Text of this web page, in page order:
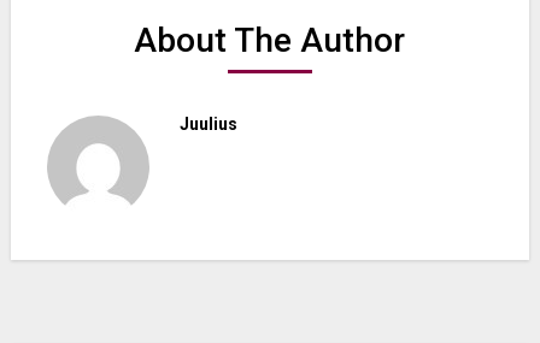
About The Author
Juulius